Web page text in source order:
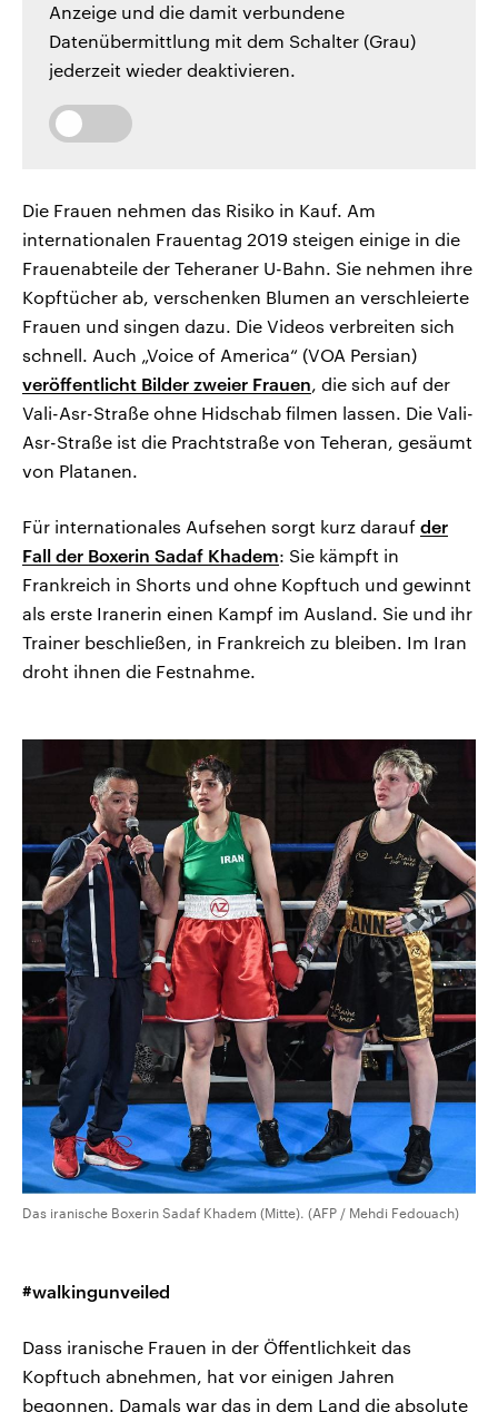
Anzeige und die damit verbundene
Datenübermittlung mit dem Schalter (Grau)
jederzeit wieder deaktivieren.
Die Frauen nehmen das Risiko in Kauf. Am
internationalen Frauentag 2019 steigen einige in die
Frauenabteile der Teheraner U-Bahn. Sie nehmen ihre
Kopftücher ab, verschenken Blumen an verschleierte
Frauen und singen dazu. Die Videos verbreiten sich
schnell. Auch „Voice of America“ (VOA Persian)
veröffentlicht Bilder zweier Frauen, die sich auf der
Vali-Asr-Straße ohne Hidschab filmen lassen. Die Vali-
Asr-Straße ist die Prachtstraße von Teheran, gesäumt
von Platanen.
Für internationales Aufsehen sorgt kurz darauf der
Fall der Boxerin Sadaf Khadem: Sie kämpft in
Frankreich in Shorts und ohne Kopftuch und gewinnt
als erste Iranerin einen Kampf im Ausland. Sie und ihr
Trainer beschließen, in Frankreich zu bleiben. Im Iran
droht ihnen die Festnahme.
Das iranische Boxerin Sadaf Khadem (Mitte). (AFP / Mehdi Fedouach)
#walkingunveiled
Dass iranische Frauen in der Öffentlichkeit das
Kopftuch abnehmen, hat vor einigen Jahren
begonnen. Damals war das in dem Land die absolute